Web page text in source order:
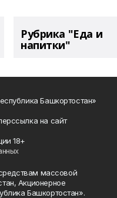
Рубрика "Еда и
напитки"
Башкортостан»
на сайт
18+
массовой
Акционерное
Башкортостан».